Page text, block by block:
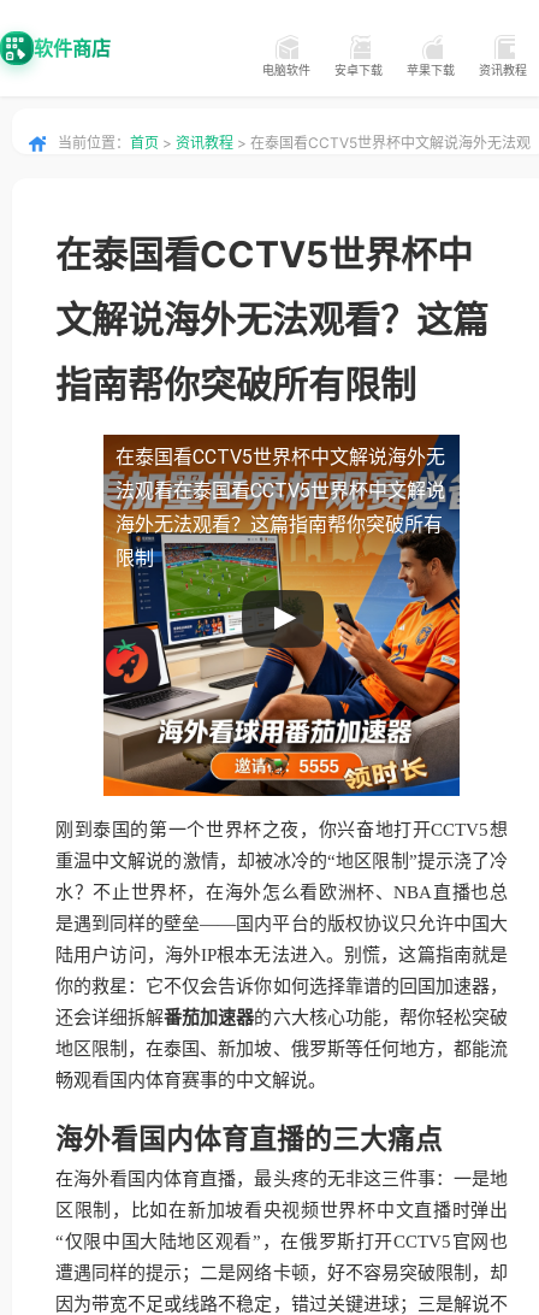
软件商店
电脑软件 安卓下载 苹果下载 资讯教程
当前位置： 首页 > 资讯教程 > 在泰国看CCTV5世界杯中文解说海外无法观
在泰国看CCTV5世界杯中
文解说海外无法观看？这篇
指南帮你突破所有限制
在泰国看CCTV5世界杯中文解说海外无
法观看在泰国看CCTV5世界杯中文解说
海外无法观看？这篇指南帮你突破所有
限制
刚到泰国的第一个世界杯之夜，你兴奋地打开CCTV5想
重温中文解说的激情，却被冰冷的“地区限制”提示浇了冷
水？不止世界杯，在海外怎么看欧洲杯、NBA直播也总
是遇到同样的壁垒——国内平台的版权协议只允许中国大
陆用户访问，海外IP根本无法进入。别慌，这篇指南就是
你的救星：它不仅会告诉你如何选择靠谱的回国加速器，
还会详细拆解番茄加速器的六大核心功能，帮你轻松突破
地区限制，在泰国、新加坡、俄罗斯等任何地方，都能流
畅观看国内体育赛事的中文解说。
海外看国内体育直播的三大痛点
在海外看国内体育直播，最头疼的无非这三件事：一是地
区限制，比如在新加坡看央视频世界杯中文直播时弹出
“仅限中国大陆地区观看”，在俄罗斯打开CCTV5官网也
遭遇同样的提示；二是网络卡顿，好不容易突破限制，却
因为带宽不足或线路不稳定，错过关键进球；三是解说不